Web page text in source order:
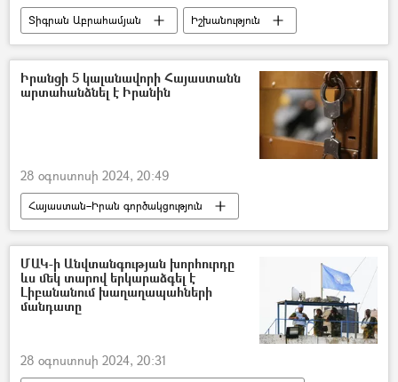
Տիգրան Աբրահամյան
Իշխանություն
Հայաստան
Ադրբեջան
հայ-ադրբեջանական
ընդդիմություն
Իրանցի 5 կալանավորի Հայաստանն
արտահանձնել է Իրանին
28 օգոստոսի 2024, 20:49
Հայաստան–Իրան գործակցություն
Իրանի Իսլամական Հանրապետություն
Հայաստան
դատապարտյալ
ՄԱԿ-ի Անվտանգության խորհուրդը
ևս մեկ տարով երկարաձգել է
Լիբանանում խաղաղապահների
մանդատը
28 օգոստոսի 2024, 20:31